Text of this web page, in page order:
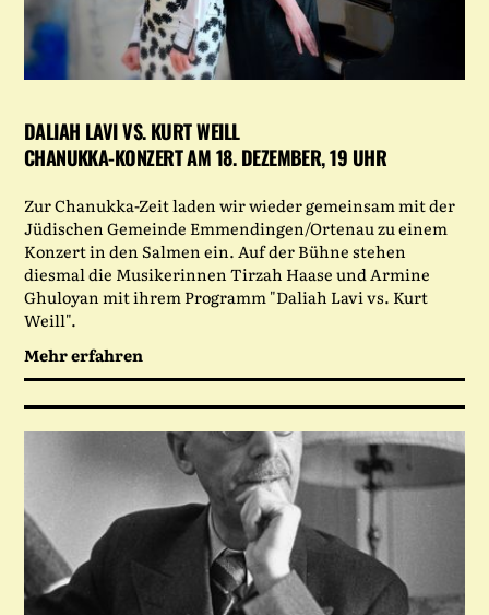
DALIAH LAVI VS. KURT WEILL
CHANUKKA-KONZERT AM 18. DEZEMBER, 19 UHR
Zur Chanukka-Zeit laden wir wieder gemeinsam mit der
Jüdischen Gemeinde Emmendingen/Ortenau zu einem
Konzert in den Salmen ein. Auf der Bühne stehen
diesmal die Musikerinnen Tirzah Haase und Armine
Ghuloyan mit ihrem Programm "Daliah Lavi vs. Kurt
Weill".
Mehr erfahren